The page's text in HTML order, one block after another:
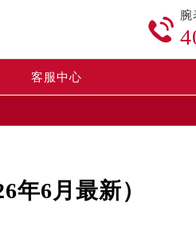

客服中心
年6月最新）